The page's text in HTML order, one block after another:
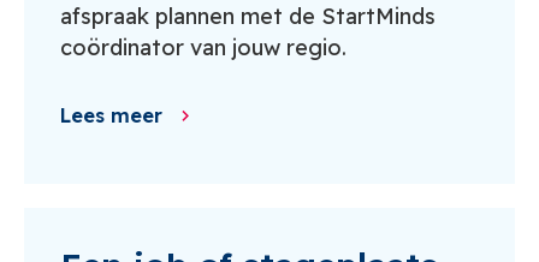
afspraak plannen met de StartMinds
coördinator van jouw regio.
Lees meer